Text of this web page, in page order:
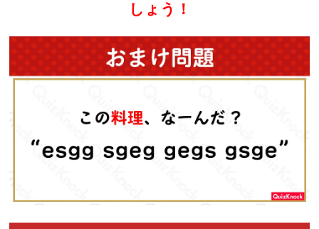
しょう！